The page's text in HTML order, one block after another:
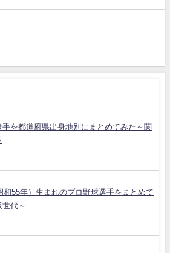
手を都道府県出身地別にまとめてみた～関
和55年）生まれのプロ野球選手をまとめて
代～